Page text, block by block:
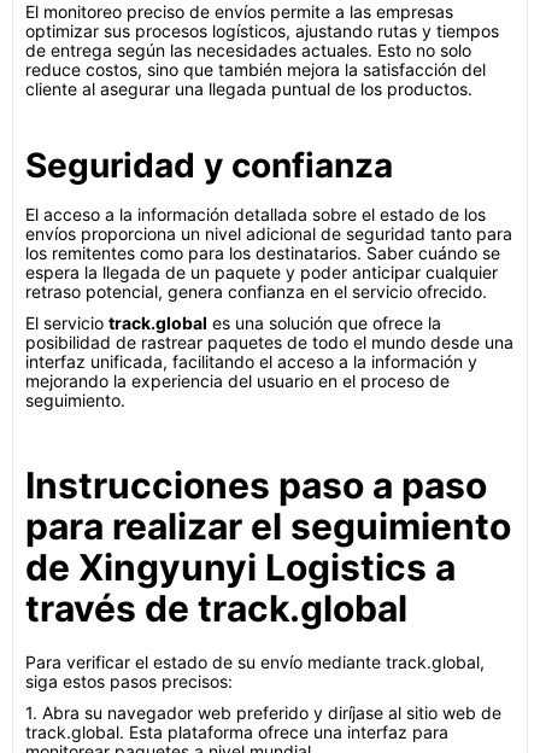
El monitoreo preciso de envíos permite a las empresas
optimizar sus procesos logísticos, ajustando rutas y tiempos
de entrega según las necesidades actuales. Esto no solo
reduce costos, sino que también mejora la satisfacción del
cliente al asegurar una llegada puntual de los productos.
Seguridad y confianza
El acceso a la información detallada sobre el estado de los
envíos proporciona un nivel adicional de seguridad tanto para
los remitentes como para los destinatarios. Saber cuándo se
espera la llegada de un paquete y poder anticipar cualquier
retraso potencial, genera confianza en el servicio ofrecido.
El servicio track.global es una solución que ofrece la
posibilidad de rastrear paquetes de todo el mundo desde una
interfaz unificada, facilitando el acceso a la información y
mejorando la experiencia del usuario en el proceso de
seguimiento.
Instrucciones paso a paso
para realizar el seguimiento
de Xingyunyi Logistics a
través de track.global
Para verificar el estado de su envío mediante track.global,
siga estos pasos precisos:
1. Abra su navegador web preferido y diríjase al sitio web de
track.global. Esta plataforma ofrece una interfaz para